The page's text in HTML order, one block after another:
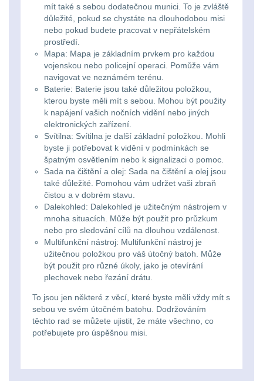
Kroužky, šňůrky,
koncovky25
Nášivky105
Samonavíjecí
držáky 1
Zámky1
Nepromokavý potahy
a vaky18
Adaptéry33
Nože164
Taktická pera5
Láhve
Lékárničky 17
Ostatní45
mít také s sebou dodatečnou munici. To je zvláště
důležité, pokud se chystáte na dlouhodobou misi
nebo pokud budete pracovat v nepřátelském
prostředí.
Mapa: Mapa je základním prvkem pro každou
vojenskou nebo policejní operaci. Pomůže vám
navigovat ve neznámém terénu.
Baterie: Baterie jsou také důležitou položkou,
kterou byste měli mít s sebou. Mohou být použity
k napájení vašich nočních vidění nebo jiných
elektronických zařízení.
Svítilna: Svítilna je další základní položkou. Mohli
byste ji potřebovat k vidění v podmínkách se
špatným osvětlením nebo k signalizaci o pomoc.
Sada na čištění a olej: Sada na čištění a olej jsou
také důležité. Pomohou vám udržet vaši zbraň
čistou a v dobrém stavu.
Dalekohled: Dalekohled je užitečným nástrojem v
mnoha situacích. Může být použit pro průzkum
nebo pro sledování cílů na dlouhou vzdálenost.
Multifunkční nástroj: Multifunkční nástroj je
užitečnou položkou pro váš útočný batoh. Může
být použit pro různé úkoly, jako je otevírání
plechovek nebo řezání drátu.
To jsou jen některé z věcí, které byste měli vždy mít s
sebou ve svém útočném batohu. Dodržováním
těchto rad se můžete ujistit, že máte všechno, co
potřebujete pro úspěšnou misi.